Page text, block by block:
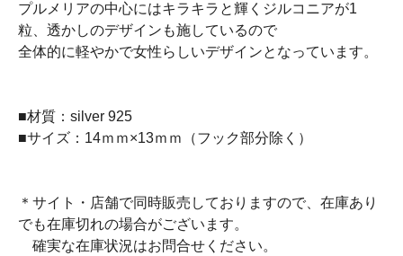
プルメリアの中心にはキラキラと輝くジルコニアが1
粒、透かしのデザインも施しているので
全体的に軽やかで女性らしいデザインとなっています。
■材質：silver 925
■サイズ：14ｍｍ×13ｍｍ（フック部分除く）
＊サイト・店舗で同時販売しておりますので、在庫あり
でも在庫切れの場合がございます。
確実な在庫状況はお問合せください。